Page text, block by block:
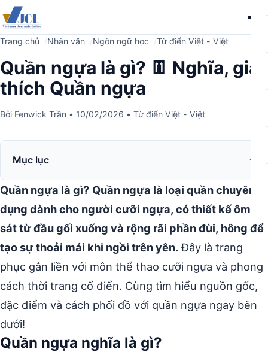
Trang chủ Nhân văn Ngôn ngữ học Từ điển Việt - Việt
Quần ngựa là gì? 👖 Nghĩa, giải
thích Quần ngựa
Bởi Fenwick Trần • 10/02/2026 • Từ điển Việt - Việt
Mục lục
Quần ngựa là gì? Quần ngựa là loại quần chuyên
dụng dành cho người cưỡi ngựa, có thiết kế ôm
sát từ đầu gối xuống và rộng rãi phần đùi, hông để
tạo sự thoải mái khi ngồi trên yên.Đây là trang
phục gắn liền với môn thể thao cưỡi ngựa và phong
cách thời trang cổ điển. Cùng tìm hiểu nguồn gốc,
đặc điểm và cách phối đồ với quần ngựa ngay bên
dưới!
Quần ngựa nghĩa là gì?